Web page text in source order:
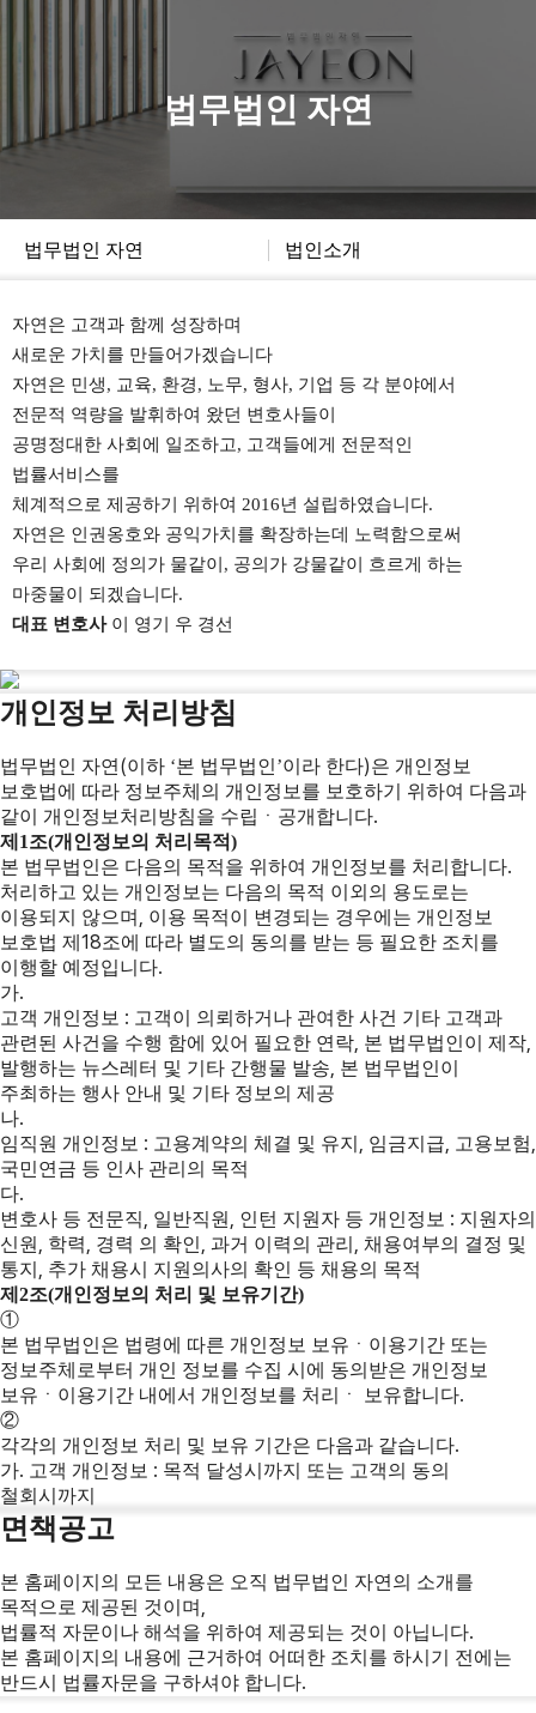
법무법인 자연
법무법인 자연 법인소개
자연은 고객과 함께 성장하며
새로운 가치를 만들어가겠습니다
자연은 민생, 교육, 환경, 노무, 형사, 기업 등 각 분야에서
전문적 역량을 발휘하여 왔던 변호사들이
공명정대한 사회에 일조하고, 고객들에게 전문적인
법률서비스를
체계적으로 제공하기 위하여 2016년 설립하였습니다.
자연은 인권옹호와 공익가치를 확장하는데 노력함으로써
우리 사회에 정의가 물같이, 공의가 강물같이 흐르게 하는
마중물이 되겠습니다.
대표 변호사 이 영기 우 경선
개인정보 처리방침
법무법인 자연(이하 ‘본 법무법인’이라 한다)은 개인정보
보호법에 따라 정보주체의 개인정보를 보호하기 위하여 다음과
같이 개인정보처리방침을 수립ㆍ공개합니다.
제1조(개인정보의 처리목적)
본 법무법인은 다음의 목적을 위하여 개인정보를 처리합니다.
처리하고 있는 개인정보는 다음의 목적 이외의 용도로는
이용되지 않으며, 이용 목적이 변경되는 경우에는 개인정보
보호법 제18조에 따라 별도의 동의를 받는 등 필요한 조치를
이행할 예정입니다.
가.
고객 개인정보 : 고객이 의뢰하거나 관여한 사건 기타 고객과
관련된 사건을 수행 함에 있어 필요한 연락, 본 법무법인이 제작,
발행하는 뉴스레터 및 기타 간행물 발송, 본 법무법인이
주최하는 행사 안내 및 기타 정보의 제공
나.
임직원 개인정보 : 고용계약의 체결 및 유지, 임금지급, 고용보험,
국민연금 등 인사 관리의 목적
다.
변호사 등 전문직, 일반직원, 인턴 지원자 등 개인정보 : 지원자의
신원, 학력, 경력 의 확인, 과거 이력의 관리, 채용여부의 결정 및
통지, 추가 채용시 지원의사의 확인 등 채용의 목적
제2조(개인정보의 처리 및 보유기간)
①
본 법무법인은 법령에 따른 개인정보 보유ㆍ이용기간 또는
정보주체로부터 개인 정보를 수집 시에 동의받은 개인정보
보유ㆍ이용기간 내에서 개인정보를 처리ㆍ 보유합니다.
②
각각의 개인정보 처리 및 보유 기간은 다음과 같습니다.
가. 고객 개인정보 : 목적 달성시까지 또는 고객의 동의
철회시까지
면책공고
본 홈페이지의 모든 내용은 오직 법무법인 자연의 소개를
목적으로 제공된 것이며,
법률적 자문이나 해석을 위하여 제공되는 것이 아닙니다.
본 홈페이지의 내용에 근거하여 어떠한 조치를 하시기 전에는
반드시 법률자문을 구하셔야 합니다.